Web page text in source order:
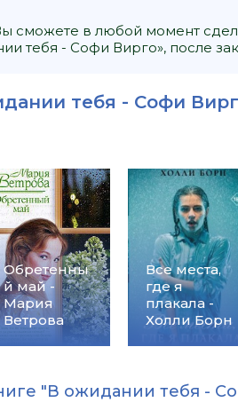
сможете в любой момент
тебя - Софи Вирго», после
тебя - Софи
Обретенны
й май -
Мария
Ветрова
Все места,
где я
плакала -
Холли Борн
"В ожидании тебя -